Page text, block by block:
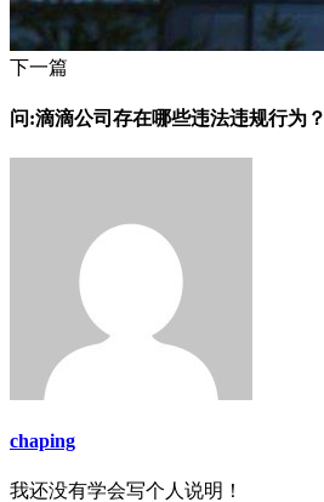
下一篇
问:滴滴公司存在哪些违法违规行为？
chaping
我还没有学会写个人说明！